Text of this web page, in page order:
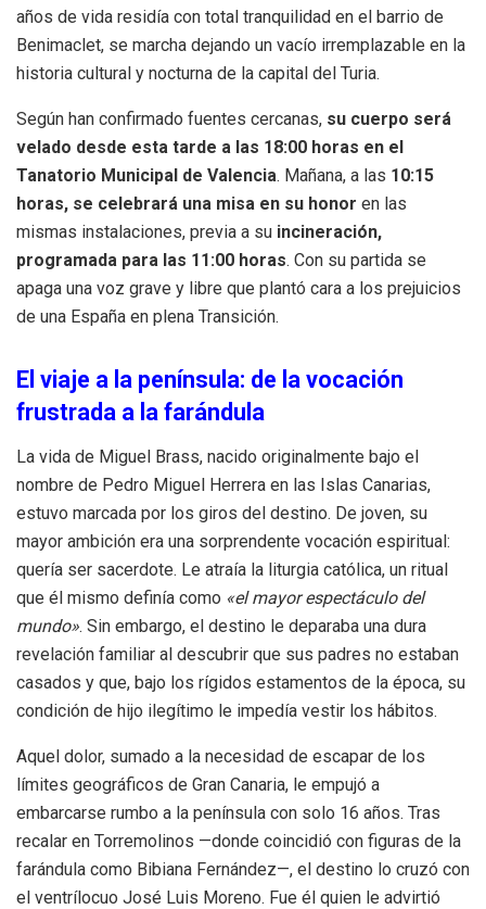
años de vida residía con total tranquilidad en el barrio de
Benimaclet, se marcha dejando un vacío irremplazable en la
historia cultural y nocturna de la capital del Turia.
Según han confirmado fuentes cercanas, su cuerpo será
velado desde esta tarde a las 18:00 horas en el
Tanatorio Municipal de Valencia. Mañana, a las 10:15
horas, se celebrará una misa en su honor en las
mismas instalaciones, previa a su incineración,
programada para las 11:00 horas. Con su partida se
apaga una voz grave y libre que plantó cara a los prejuicios
de una España en plena Transición.
El viaje a la península: de la vocación
frustrada a la farándula
La vida de Miguel Brass, nacido originalmente bajo el
nombre de Pedro Miguel Herrera en las Islas Canarias,
estuvo marcada por los giros del destino. De joven, su
mayor ambición era una sorprendente vocación espiritual:
quería ser sacerdote. Le atraía la liturgia católica, un ritual
que él mismo definía como «el mayor espectáculo del
mundo». Sin embargo, el destino le deparaba una dura
revelación familiar al descubrir que sus padres no estaban
casados y que, bajo los rígidos estamentos de la época, su
condición de hijo ilegítimo le impedía vestir los hábitos.
Aquel dolor, sumado a la necesidad de escapar de los
límites geográficos de Gran Canaria, le empujó a
embarcarse rumbo a la península con solo 16 años. Tras
recalar en Torremolinos —donde coincidió con figuras de la
farándula como Bibiana Fernández—, el destino lo cruzó con
el ventrílocuo José Luis Moreno. Fue él quien le advirtió